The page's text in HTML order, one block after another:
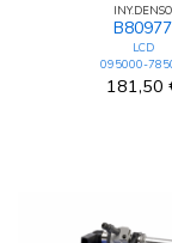
INY.DENSO
B80977
LCD
095000-
181,50